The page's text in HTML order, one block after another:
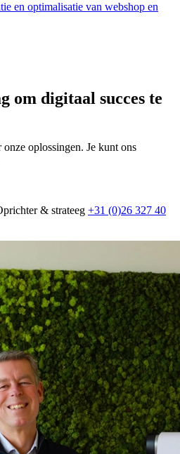
en optimalisatie van webshop en
om digitaal succes te
oplossingen. Je kunt ons
& strateeg +31 (0)26 327 40